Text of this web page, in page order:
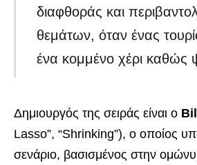
διαφθοράς και
θεμάτων, όταν ένας
ένα κομμένο χέρι καθώς
Δημιουργός της σειράς είναι ο
Lasso”, “Shrinking”), ο οποίος
σενάριο, βασισμένος στην